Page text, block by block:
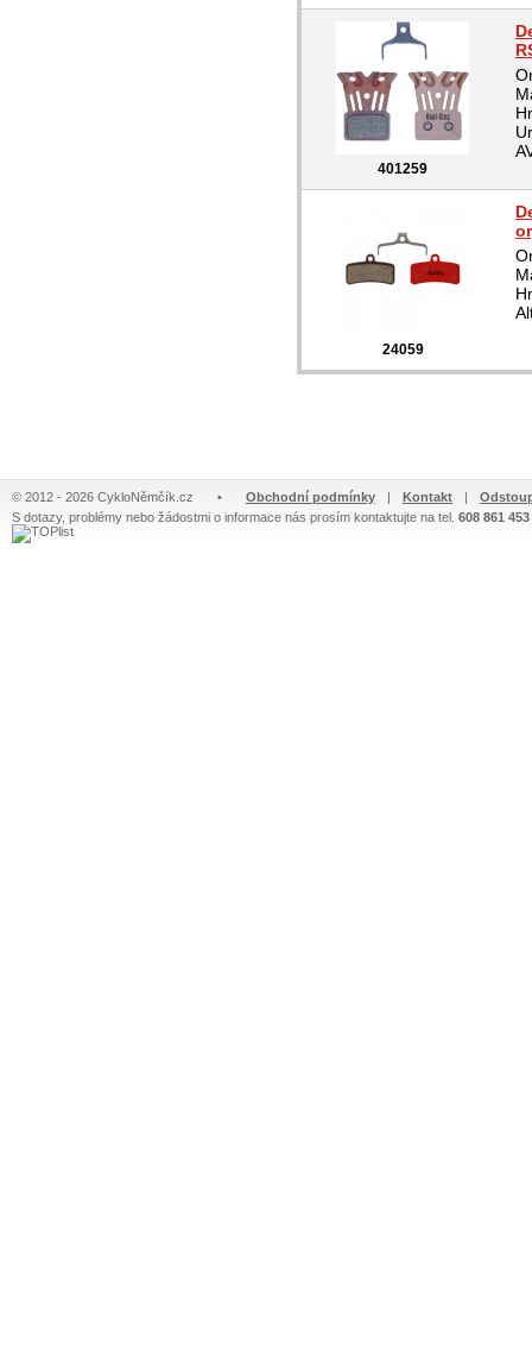
401259
24059
© 2012 - 2026 CykloNěmčík.cz • Obchodní podmínky | Kontakt |
S dotazy, problémy nebo žádostmi o informace nás prosím kontaktujte na tel. 608 861 453